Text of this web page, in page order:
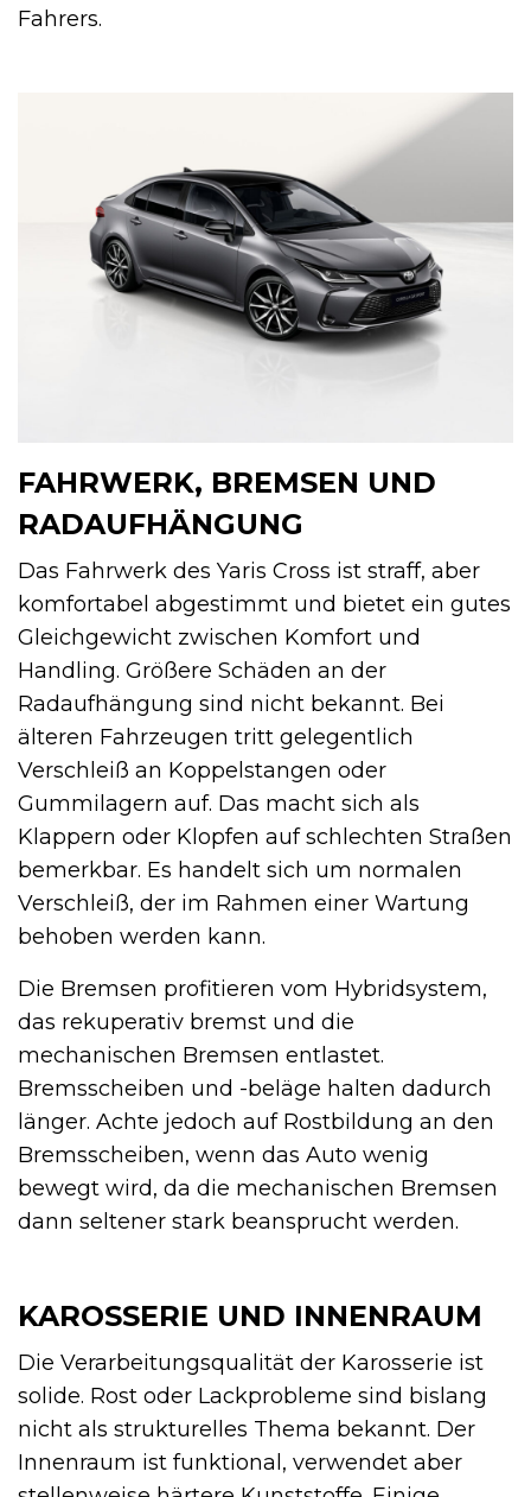
Fahrers.
FAHRWERK, BREMSEN UND
RADAUFHÄNGUNG
Das Fahrwerk des Yaris Cross ist straff, aber
komfortabel abgestimmt und bietet ein gutes
Gleichgewicht zwischen Komfort und
Handling. Größere Schäden an der
Radaufhängung sind nicht bekannt. Bei
älteren Fahrzeugen tritt gelegentlich
Verschleiß an Koppelstangen oder
Gummilagern auf. Das macht sich als
Klappern oder Klopfen auf schlechten Straßen
bemerkbar. Es handelt sich um normalen
Verschleiß, der im Rahmen einer Wartung
behoben werden kann.
Die Bremsen profitieren vom Hybridsystem,
das rekuperativ bremst und die
mechanischen Bremsen entlastet.
Bremsscheiben und -beläge halten dadurch
länger. Achte jedoch auf Rostbildung an den
Bremsscheiben, wenn das Auto wenig
bewegt wird, da die mechanischen Bremsen
dann seltener stark beansprucht werden.
KAROSSERIE UND INNENRAUM
Die Verarbeitungsqualität der Karosserie ist
solide. Rost oder Lackprobleme sind bislang
nicht als strukturelles Thema bekannt. Der
Innenraum ist funktional, verwendet aber